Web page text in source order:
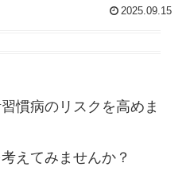
2025.09.15
慣病のリスクを高めま
えてみませんか？